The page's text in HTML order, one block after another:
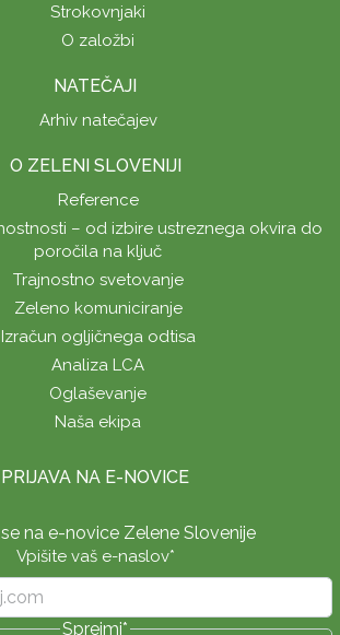
Strokovnjaki
O založbi
NATEČAJI
Arhiv natečajev
O ZELENI SLOVENIJI
Reference
– od izbire ustreznega okvira do
poročila na ključ
Trajnostno svetovanje
Zeleno komuniciranje
Izračun ogljičnega odtisa
Analiza LCA
Oglaševanje
Naša ekipa
PRIJAVA NA E-NOVICE
na e-novice Zelene Slovenije
Vpišite vaš e-naslov*
Sprejmi*